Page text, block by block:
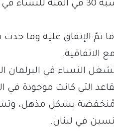
حُدِّد هذا الهدف بنسبة 30 في
ما تمّ الإتفاق عليه وما
الاتفاقية.
مُنخفضة بشكل مذهل،
في لبنان.